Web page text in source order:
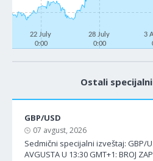
22 July
0:00
28 July
0:00
3
Ostali
GBP/USD
07 avgust, 2026
Sedmični specijalni izveštaj: GBP/
AVGUSTA U 13:30 GMT+1: BROJ